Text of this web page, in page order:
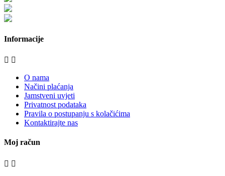
Informacije
 
O nama
Načini plaćanja
Jamstveni uvjeti
Privatnost podataka
Pravila o postupanju s kolačićima
Kontaktirajte nas
Moj račun
 